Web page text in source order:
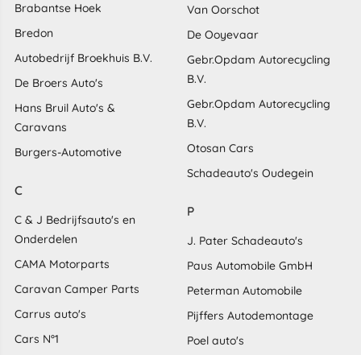
Brabantse Hoek
Bredon
Autobedrijf Broekhuis B.V.
De Broers Auto's
Hans Bruil Auto's &
Caravans
Burgers-Automotive
C
C & J Bedrijfsauto's en
Onderdelen
CAMA Motorparts
Caravan Camper Parts
Carrus auto's
Cars N°1
Van Oorschot
De Ooyevaar
Gebr.Opdam Autorecycling
B.V.
Gebr.Opdam Autorecycling
B.V.
Otosan Cars
Schadeauto's Oudegein
P
J. Pater Schadeauto's
Paus Automobile GmbH
Peterman Automobile
Pijffers Autodemontage
Poel auto's